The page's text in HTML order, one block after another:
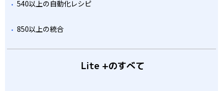
540以上の自動化レシピ
850以上の統合
Lite +のすべて